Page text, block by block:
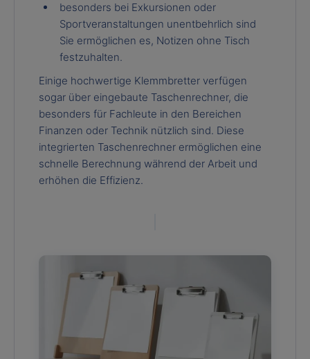
besonders bei Exkursionen oder
Sportveranstaltungen unentbehrlich sind
Sie ermöglichen es, Notizen ohne Tisch
festzuhalten.
Einige hochwertige Klemmbretter verfügen
sogar über eingebaute Taschenrechner, die
besonders für Fachleute in den Bereichen
Finanzen oder Technik nützlich sind. Diese
integrierten Taschenrechner ermöglichen eine
schnelle Berechnung während der Arbeit und
erhöhen die Effizienz.